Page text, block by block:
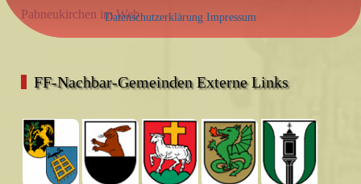
Pabneukirchen im Web
FF-Nachbar-Gemeinden Externe Links
Datenschutzerklärung Impressum